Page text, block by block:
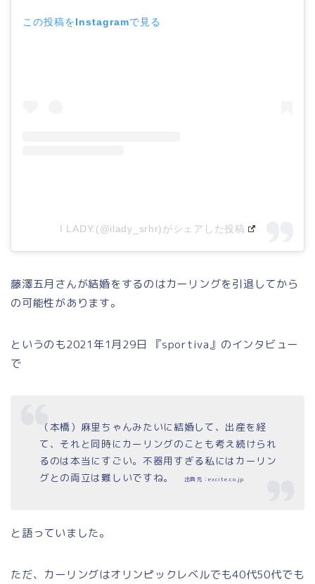
この投稿をInstagramで見る
I LADY.(@ilady_srhr)がシェアした投稿
藤澤五月さんが結婚をするのはカーリングを引退してから
の可能性があります。
というのも2021年1月29日 『sportiva』のインタビュー
で
（本橋）麻里ちゃんみたいに結婚して、出産を経
て、それと同時にカーリングのことも考え続けられ
るのは本当にすごい。不器用すぎる私にはカーリン
グとの両立は難しいですね。
出典元：excite.co.jp
と語っていました。
ただ、カーリングはオリンピックレベルでも40代50代でも